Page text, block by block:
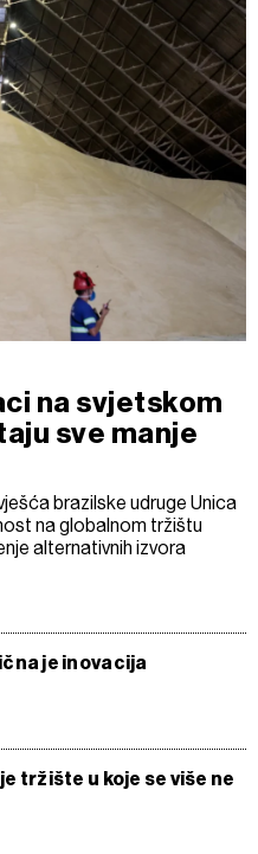
na svjetskom
sve manje
brazilske udruge Unica
na globalnom tržištu
alternativnih izvora
je inovacija
tržište u koje se više ne